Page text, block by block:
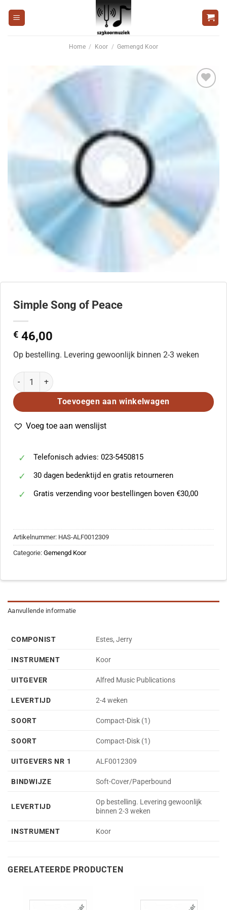
naar
Home / Koor / Gemengd Koor
wenslijst
Simple Song of Peace
€ 46,00
Op bestelling. Levering gewoonlijk binnen 2-3 weken
Simple Song of Peace aantal
Toevoegen aan winkelwagen
Voeg toe aan wenslijst
Telefonisch advies: 023-5450815
30 dagen bedenktijd en gratis retourneren
Gratis verzending voor bestellingen boven €30,00
Artikelnummer: HAS-ALF0012309
Categorie: Gemengd Koor
Aanvullende informatie
COMPONIST Estes, Jerry
INSTRUMENT Koor
UITGEVER Alfred Music Publications
LEVERTIJD 2-4 weken
SOORT Compact-Disk (1)
SOORT Compact-Disk (1)
UITGEVERS NR 1 ALF0012309
BINDWIJZE Soft-Cover/Paperbound
LEVERTIJD
Op bestelling. Levering gewoonlijk
binnen 2-3 weken
INSTRUMENT Koor
GERELATEERDE PRODUCTEN